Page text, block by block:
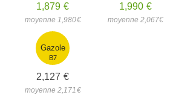
1,879 €
moyenne 1,980€
1,990 €
moyenne 2,067€
Gazole
B7
2,127 €
moyenne 2,171 €